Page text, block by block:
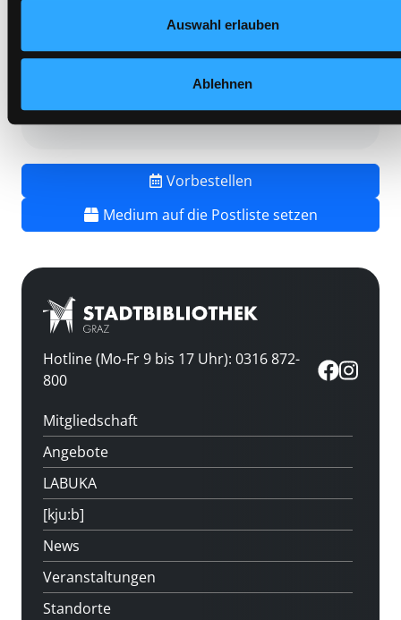
Auswahl erlauben
Ablehnen
Vorbestellungen:0
Belletristik
Frist:
2501SB00062
Standort 3:
Vorbestellen
Medium auf die Postliste setzen
Hotline (Mo-Fr 9 bis 17 Uhr): 0316 872-
800
Mitgliedschaft
Angebote
LABUKA
[kju:b]
News
Veranstaltungen
Standorte